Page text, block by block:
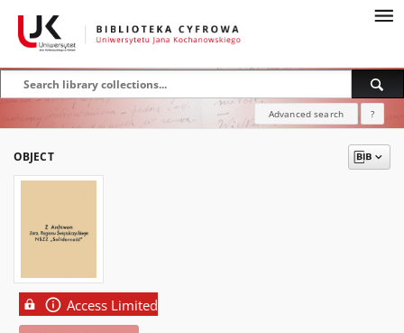
Advanced search ?
OBJECT
Access Limited